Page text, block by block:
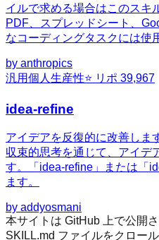
イルで求める場合はこのスキ
PDF、スプレッドシート、
なコーディングタスクには使
by anthropics
汎用個人生産性⭐ リポ 39,967
idea-refine
アイデアを反復的に改善しま
収束的思考を通じて、アイデ
す。「idea-refine」または「
ます。
by addyosmani
本サイトは GitHub 上で公開
SKILL.md ファイルをクロー